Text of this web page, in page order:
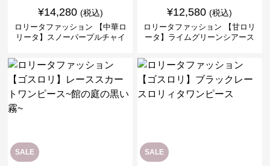
¥14,280 (税込)
ロリータファッション 【中華ロ
リータ】スノーパープルチャイ
¥12,580 (税込)
ロリータファッション 【甘ロリ
ータ】ライムグリーンシアース
SALE SALE